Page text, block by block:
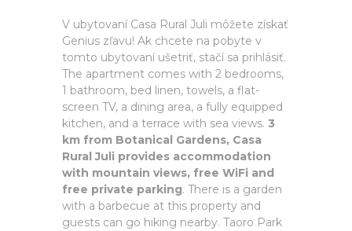
V ubytovaní Casa Rural Juli môžete získať
Genius zľavu! Ak chcete na pobyte v
tomto ubytovaní ušetriť, stačí sa prihlásiť.
The apartment comes with 2 bedrooms,
1 bathroom, bed linen, towels, a flat-
screen TV, a dining area, a fully equipped
kitchen, and a terrace with sea views. 3
km from Botanical Gardens, Casa
Rural Juli provides accommodation
with mountain views, free WiFi and
free private parking. There is a garden
with a barbecue at this property and
guests can go hiking nearby. Taoro Park